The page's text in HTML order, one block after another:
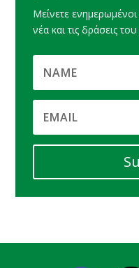
Μείνετε
νέα και τις δράσεις